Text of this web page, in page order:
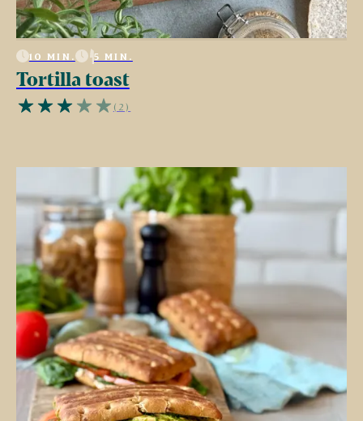
10 MIN. 5 MIN.
Tortilla toast
(2)